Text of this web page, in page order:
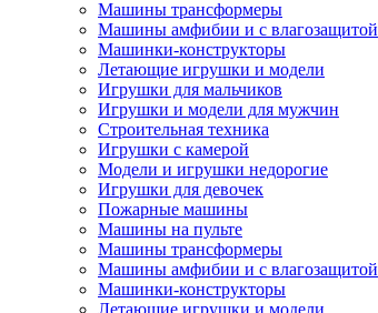
Машины трансформеры
Машины амфибии и с влагозащитой
Машинки-конструкторы
Летающие игрушки и модели
Игрушки для мальчиков
Игрушки и модели для мужчин
Строительная техника
Игрушки с камерой
Модели и игрушки недорогие
Игрушки для девочек
Пожарные машины
Машины на пульте
Машины трансформеры
Машины амфибии и с влагозащитой
Машинки-конструкторы
Летающие игрушки и модели